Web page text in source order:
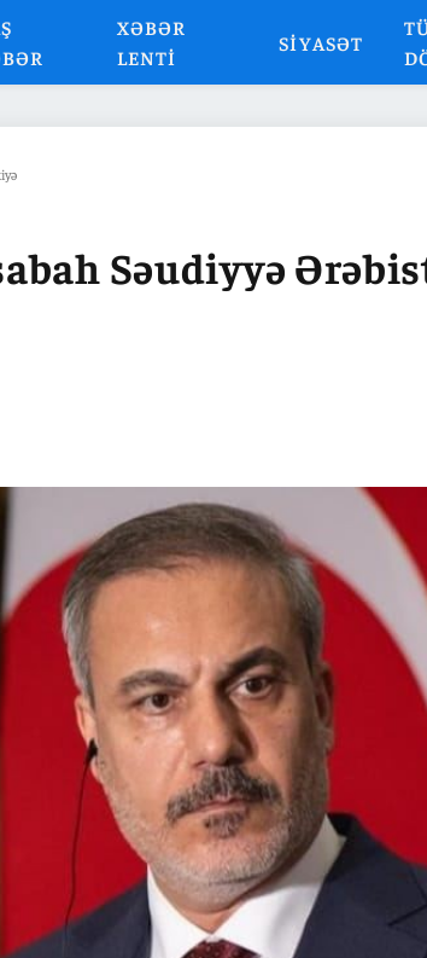
XƏBƏR
LENTI
SIYASƏT
Səudiyyə